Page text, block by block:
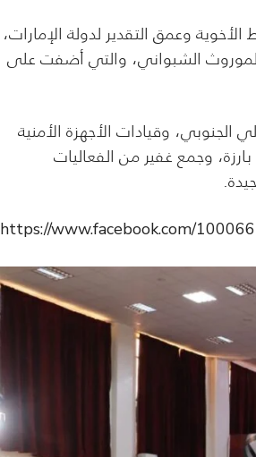
وعمق التقدير لدولة الإمارات،
الشبواني، والتي أضفت على
وقيادات الأجهزة الأمنية
وجمع غفير من الفعاليات
https://www.facebook.com/